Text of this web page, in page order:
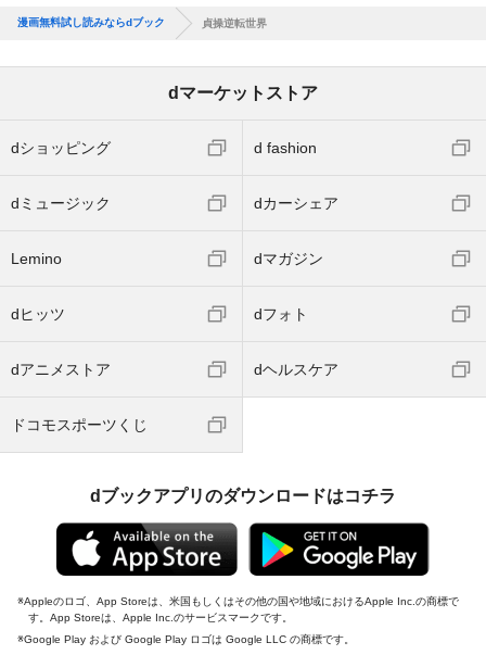
漫画無料試し読みならdブック 貞操逆転世界
dマーケットストア
dショッピング d fashion
dミュージック dカーシェア
Lemino dマガジン
dヒッツ dフォト
dアニメストア dヘルスケア
ドコモスポーツくじ
dブックアプリのダウンロードはコチラ
Appleのロゴ、App Storeは、米国もしくはその他の国や地域におけるApple Inc.の商標で
す。App Storeは、Apple Inc.のサービスマークです。
Google Play および Google Play ロゴは Google LLC の商標です。